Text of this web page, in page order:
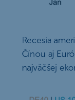
Recesia
Čínou aj
najväčšej